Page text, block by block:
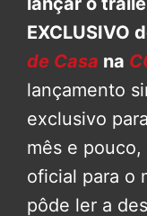
EXCLUSIVO
de Casa na
lançamento
exclusivo
mês e
oficial para o
pôde ler a